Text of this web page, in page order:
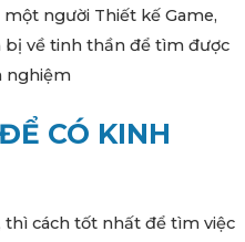
người Thiết kế Game,
bị về tinh thần để tìm được
nghiệm
CÓ KINH
cách tốt nhất để tìm việc